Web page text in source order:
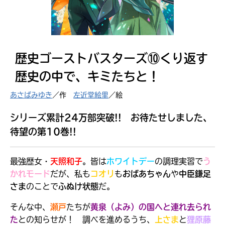
読みたい本が
見つかる
本を飛び出して
みんなとおしゃべり
できる掲示板
歴史ゴーストバスターズ⑩くり返す
歴史の中で、キミたちと！
あさばみゆき ／作 左近堂絵里 ／絵
シリーズ累計24万部突破!! お待たせしました、
待望の第10巻!!
最強歴女・ 天照和子。皆はホワイトデーの調理実習でう
かれモードだが、私も コオリ もおばあちゃんや中臣鎌足
さまのことでふぬけ状態だ。
そんな中、 瀬戸たちが黄泉（よみ）の国へと連れ去られ
たとの知らせが！ 調べを進めるうち、 上さまと狸原藤